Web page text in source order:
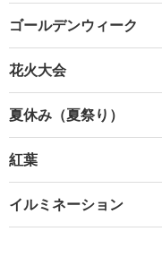
ゴールデンウィーク
花火大会
夏休み（夏祭り）
紅葉
イルミネーション